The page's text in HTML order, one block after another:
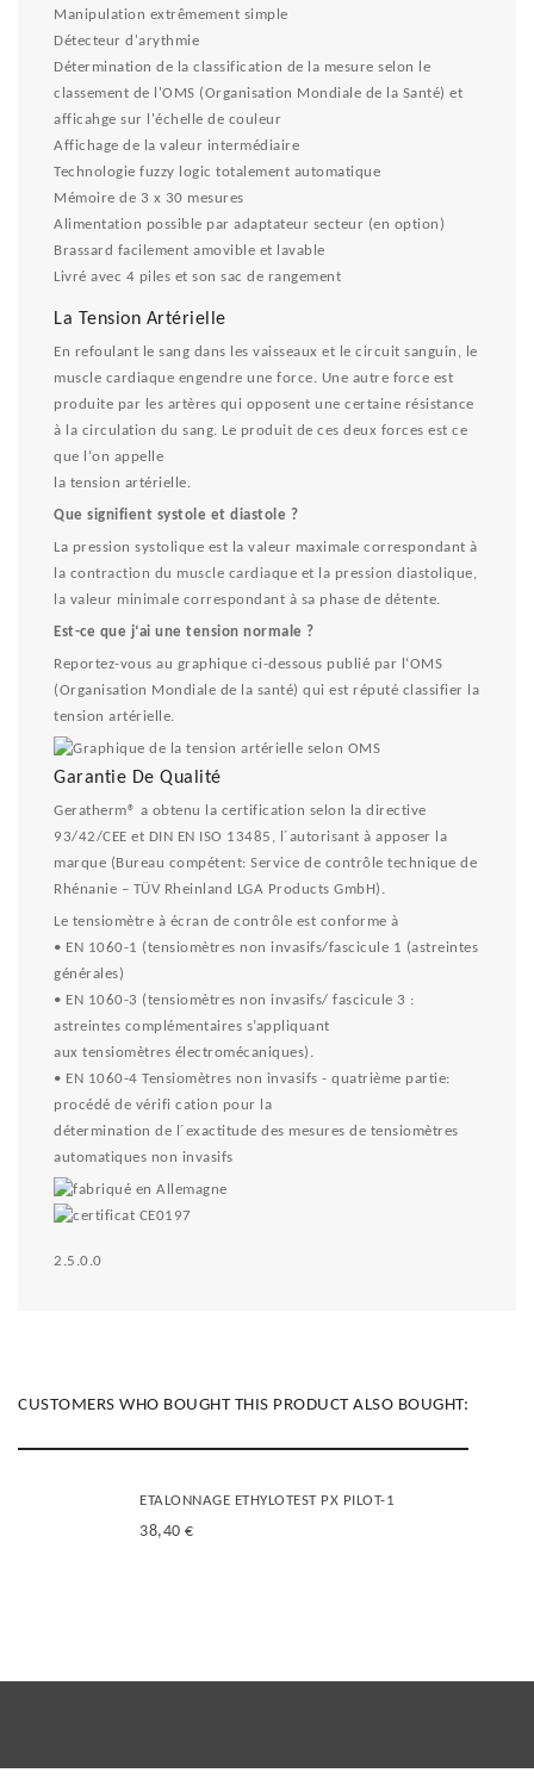
Manipulation extrêmement simple
Détecteur d'arythmie
Détermination de la classification de la mesure selon le
classement de l'OMS (Organisation Mondiale de la Santé) et
afficahge sur l'échelle de couleur
Affichage de la valeur intermédiaire
Technologie fuzzy logic totalement automatique
Mémoire de 3 x 30 mesures
Alimentation possible par adaptateur secteur (en option)
Brassard facilement amovible et lavable
Livré avec 4 piles et son sac de rangement
La Tension Artérielle
En refoulant le sang dans les vaisseaux et le circuit sanguin, le
muscle cardiaque engendre une force. Une autre force est
produite par les artères qui opposent une certaine résistance
à la circulation du sang. Le produit de ces deux forces est ce
que l‘on appelle
la tension artérielle.
Que signifient systole et diastole ?
La pression systolique est la valeur maximale correspondant à
la contraction du muscle cardiaque et la pression diastolique,
la valeur minimale correspondant à sa phase de détente.
Est-ce que j‘ai une tension normale ?
Reportez-vous au graphique ci-dessous publié par l‘OMS
(Organisation Mondiale de la santé) qui est réputé classifier la
tension artérielle.
Garantie De Qualité
Geratherm® a obtenu la certification selon la directive
93/42/CEE et DIN EN ISO 13485, l´autorisant à apposer la
marque (Bureau compétent: Service de contrôle technique de
Rhénanie – TÜV Rheinland LGA Products GmbH).
Le tensiomètre à écran de contrôle est conforme à
• EN 1060-1 (tensiomètres non invasifs/fascicule 1 (astreintes
générales)
• EN 1060-3 (tensiomètres non invasifs/ fascicule 3 :
astreintes complémentaires s’appliquant
aux tensiomètres électromécaniques).
• EN 1060-4 Tensiomètres non invasifs - quatrième partie:
procédé de vérifi cation pour la
détermination de l´exactitude des mesures de tensiomètres
automatiques non invasifs
0197
2.5.0.0
CUSTOMERS WHO BOUGHT THIS PRODUCT ALSO BOUGHT:
ETALONNAGE ETHYLOTEST PX PILOT-1
38,40 €